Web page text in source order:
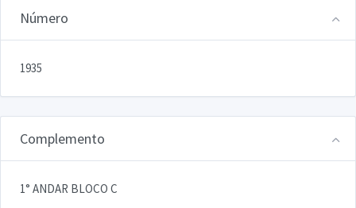
Número
1935
Complemento
1° ANDAR BLOCO C